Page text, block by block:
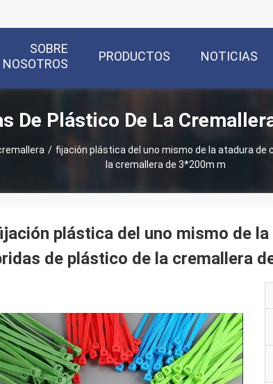
SOBRE
NOSOTROS
PRODUCTOS NOTICIAS
De Plástico De La
/ fijación plástica del uno mismo de la atadura de
la cremallera de 3*200m m
plástica del uno mismo de
de plástico de la cremallera